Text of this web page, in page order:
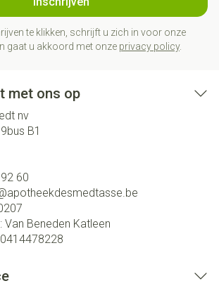
te klikken, schrijft u zich in voor onze
gaat u akkoord met onze privacy policy.
met ons op
nv
B1
60
apotheekdesmedtasse.be
Van Beneden Katleen